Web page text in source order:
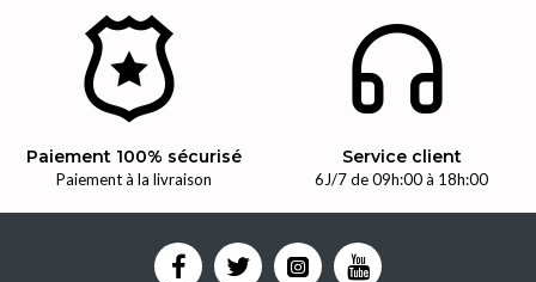
Paiement 100% sécurisé
Paiement à la livraison
Service client
6J/7 de 09h:00 à 18h:00